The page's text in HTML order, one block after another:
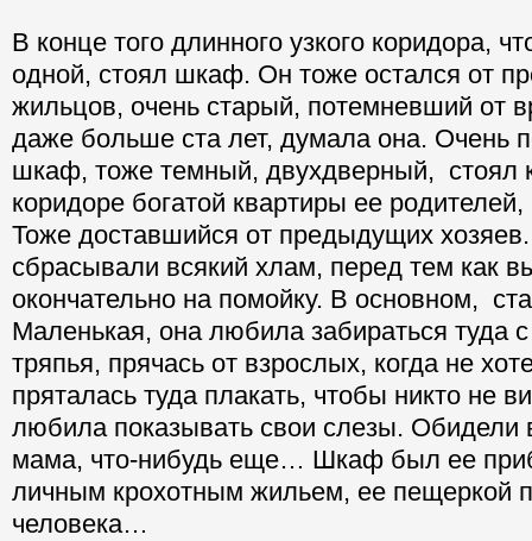
В конце того длинного узкого коридора,
одной, стоял шкаф. Он тоже остался от
жильцов, очень старый, потемневший от
даже больше ста лет, думала она. Очень
шкаф, тоже темный, двухдверный, стоял
коридоре богатой квартиры ее
Тоже доставшийся от предыдущих
сбрасывали всякий хлам, перед тем как
окончательно на помойку. В основном,
Маленькая, она любила забираться туда
тряпья, прячась от взрослых, когда не
пряталась туда плакать, чтобы никто не
любила показывать свои слезы. Обидели
мама, что-нибудь еще… Шкаф был ее
личным крохотным жильем, ее пещеркой
человека…